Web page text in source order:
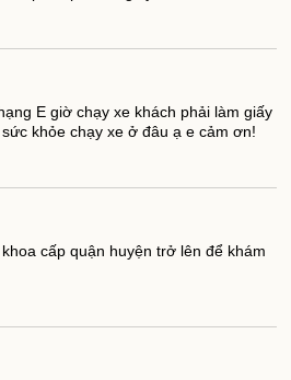
E giờ chạy xe khách phải làm giấy
khỏe chạy xe ở đâu ạ e cảm ơn!
cấp quận huyện trở lên để khám